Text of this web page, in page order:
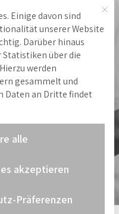
Mit
Einige davon sind
unserer Website
Darüber hinaus
über die
werden
gesammelt und
Daten an Dritte findet
alle
akzeptieren
Präferenzen